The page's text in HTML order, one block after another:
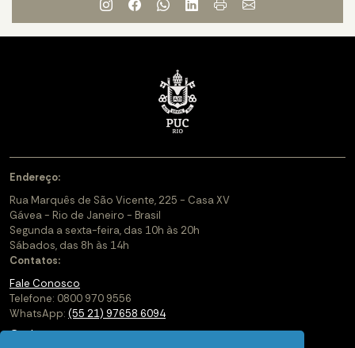
Endereço:
Rua Marquês de São Vicente, 225 - Casa XV
Gávea - Rio de Janeiro - Brasil
Segunda a sexta-feira, das 10h às 20h
Sábados, das 8h às 14h
Contatos:
Fale Conosco
Telefone: 0800 970 9556
WhatsApp: (55 21) 97658 6094
Cadastre-se